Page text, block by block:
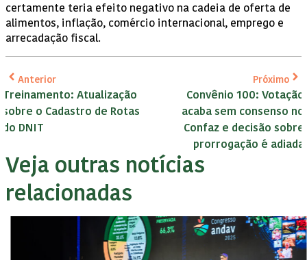
certamente teria efeito negativo na cadeia de oferta de
alimentos, inflação, comércio internacional, emprego e
arrecadação fiscal.
Anterior
Treinamento: Atualização
sobre o Cadastro de Rotas
do DNIT
Próximo
Convênio 100: Votação
acaba sem consenso no
Confaz e decisão sobre
prorrogação é adiada
Veja outras notícias
relacionadas